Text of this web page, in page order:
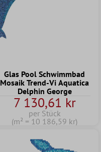
Glas Pool Schwimmbad
Mosaik Trend-Vi Aquatica
Delphin George
7 130,61 kr
per Stück
(m² = 10 186,59 kr)